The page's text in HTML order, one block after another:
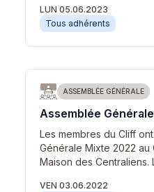
LUN 05.06.2023
Tous adhérents
ASSEMBLÉE GÉNÉRALE
Assemblée
Les membres du Cliff
Générale Mixte 2022 au
Maison des Centraliens.
VEN 03.06.2022